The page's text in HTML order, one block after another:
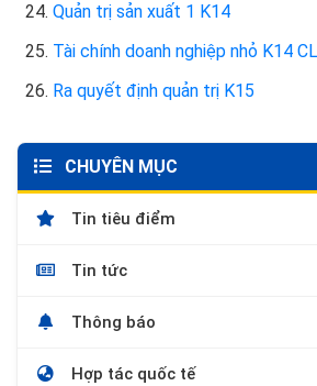
24. Quản trị sản xuất 1 K14
25. Tài chính doanh nghiệp nhỏ K14
26. Ra quyết định quản trị K15
CHUYÊN MỤC
Tin tiêu điểm
Tin tức
Thông báo
Hợp tác quốc tế